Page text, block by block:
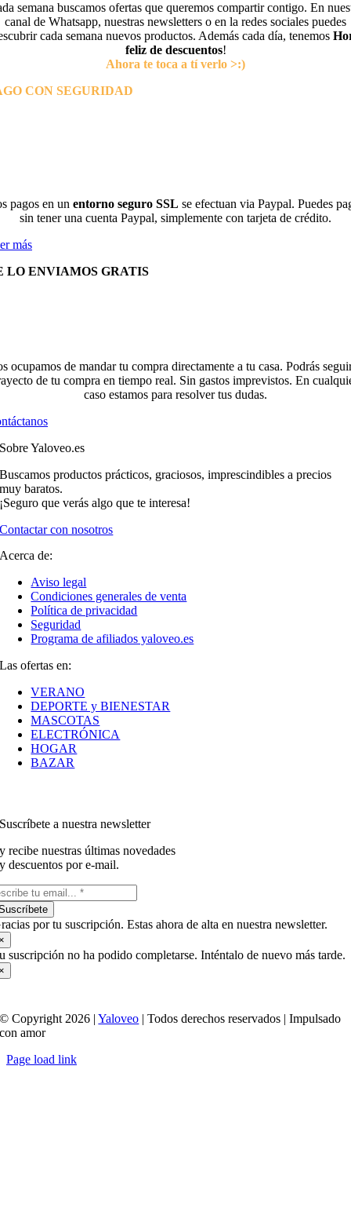
semana buscamos ofertas que queremos compartir contigo. En
canal de Whatsapp, nuestras newsletters o en la redes sociales puedes
cada semana nuevos productos. Además cada día, tenemos
feliz de descuentos!
Ahora te toca a tí verlo >:)
CON SEGURIDAD
pagos en un entorno seguro SSL se efectuan via Paypal. Puedes
sin tener una cuenta Paypal, simplemente con tarjeta de crédito.
más
LO ENVIAMOS GRATIS
ocupamos de mandar tu compra directamente a tu casa. Podrás
de tu compra en tiempo real. Sin gastos imprevistos. En
caso estamos para resolver tus dudas.
Sobre Yaloveo.es
Buscamos productos prácticos, graciosos, imprescindibles a precios
muy baratos.
¡Seguro que verás algo que te interesa!
Contactar con nosotros
Acerca de:
Aviso legal
Condiciones generales de venta
Política de privacidad
Seguridad
Programa de afiliados yaloveo.es
Las ofertas en:
VERANO
DEPORTE y BIENESTAR
MASCOTAS
ELECTRÓNICA
HOGAR
BAZAR
Suscríbete a nuestra newsletter
y recibe nuestras últimas novedades
y descuentos por e-mail.
por tu suscripción. Estas ahora de alta en nuestra newsletter.
suscripción no ha podido completarse. Inténtalo de nuevo más tarde.
© Copyright 2026 |Yaloveo | Todos derechos reservados | Impulsado
con amor
Page load link